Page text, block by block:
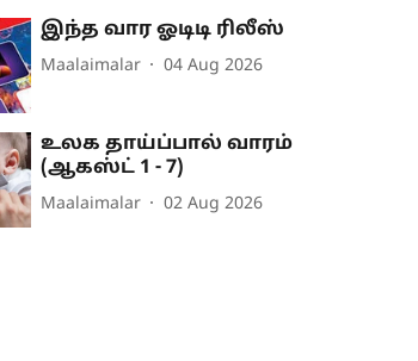
இந்த வார ஓடிடி ரிலீஸ்
Maalaimalar 04 Aug 2026
உலக தாய்ப்பால் வாரம்
(ஆகஸ்ட் 1 - 7)
Maalaimalar 02 Aug 2026